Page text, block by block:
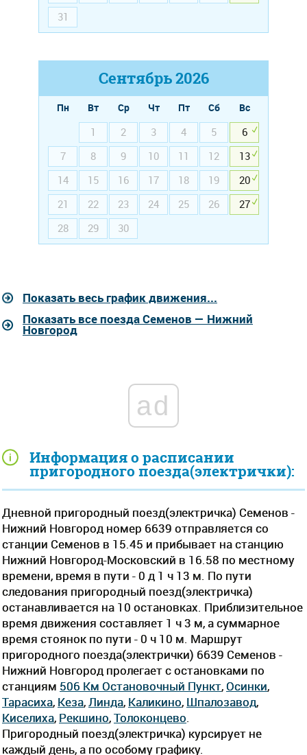
Информация о расписании
пригородного поезда(электрички):
Дневной пригородный поезд(электричка) Семенов -
Нижний Новгород номер 6639 отправляется со
станции Семенов в 15.45 и прибывает на станцию
Нижний Новгород-Московский в 16.58 по местному
времени, время в пути - 0 д 1 ч 13 м. По пути
следования пригородный поезд(электричка)
останавливается на 10 остановках. Приблизительное
время движения составляет 1 ч 3 м, а суммарное
время стоянок по пути - 0 ч 10 м. Маршрут
пригородного поезда(электрички) 6639 Семенов -
Нижний Новгород пролегает c остановками по
станциям 506 Км Остановочный Пункт,Осинки,
Тарасиха, Кеза, Линда, Каликино, Шпалозавод,
Киселиха, Рекшино,Толоконцево
Пригородный поезд(электричка) курсирует не
каждый день, а по особому графику.
31
Сентябрь2026
Пн Вт Ср Чт Пт Сб
Вс
1
2 3 4 5
6
7
8 9 10 11 12
13
14
15 16 17 18 19
20
21
22 23 24 25 26
27
28
29 30
Показать весь график движения...
Показать все поезда Семенов — Нижний
Новгород
ad